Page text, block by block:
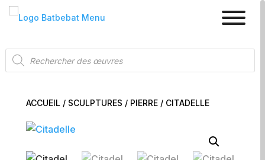
Recherche
de
produits
ACCUEIL / SCULPTURES / PIERRE / CITADELLE